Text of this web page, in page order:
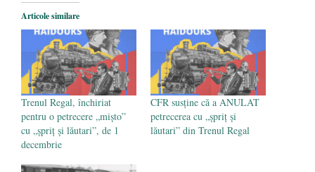
are prea puțin a face cu informarea
mai 2020
Articole similare
Trenul Regal, închiriat
pentru o petrecere „mișto”
cu „șpriț și lăutari”, de 1
decembrie
CFR susține că a ANULAT
petrecerea cu „șpriț și
lăutari” din Trenul Regal